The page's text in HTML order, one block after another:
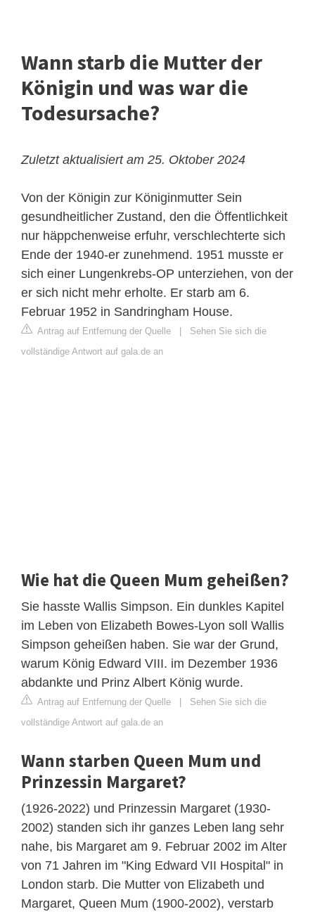
Wann starb die Mutter der
Königin und was war die
Todesursache?
Zuletzt aktualisiert am 25. Oktober 2024
Von der Königin zur Königinmutter Sein
gesundheitlicher Zustand, den die Öffentlichkeit
nur häppchenweise erfuhr, verschlechterte sich
Ende der 1940-er zunehmend. 1951 musste er
sich einer Lungenkrebs-OP unterziehen, von der
er sich nicht mehr erholte. Er starb am 6.
Februar 1952 in Sandringham House.
Antrag auf Entfernung der Quelle
Sehen Sie sich die
vollständige Antwort auf gala.de an
Wie hat die Queen Mum geheißen?
Sie hasste Wallis Simpson. Ein dunkles Kapitel
im Leben von Elizabeth Bowes-Lyon soll Wallis
Simpson geheißen haben. Sie war der Grund,
warum König Edward VIII. im Dezember 1936
abdankte und Prinz Albert König wurde.
Antrag auf Entfernung der Quelle
Sehen Sie sich die
vollständige Antwort auf gala.de an
Wann starben Queen Mum und
Prinzessin Margaret?
(1926-2022) und Prinzessin Margaret (1930-
2002) standen sich ihr ganzes Leben lang sehr
nahe, bis Margaret am 9. Februar 2002 im Alter
von 71 Jahren im "King Edward VII Hospital" in
London starb. Die Mutter von Elizabeth und
Margaret, Queen Mum (1900-2002), verstarb